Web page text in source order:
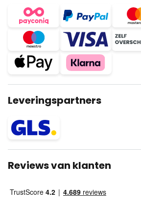
Leveringspartners
Reviews van klanten